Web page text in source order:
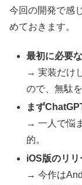
今回の開発で感
めておきます。
最初に必要
→ 実装だけ
ので、無駄
まず
→ 一人で悩
的。
iOS版のリ
→ 今作は